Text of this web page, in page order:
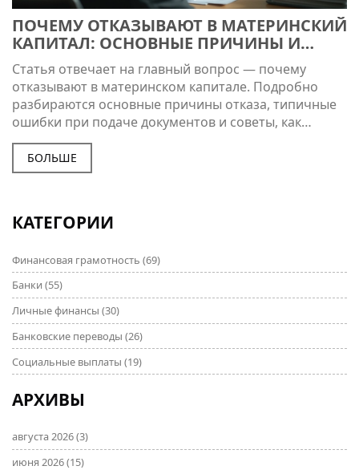
ПОЧЕМУ ОТКАЗЫВАЮТ В МАТЕРИНСКИЙ
КАПИТАЛ: ОСНОВНЫЕ ПРИЧИНЫ И
РЕШЕНИЯ
Статья отвечает на главный вопрос — почему
отказывают в материнском капитале. Подробно
разбираются основные причины отказа, типичные
ошибки при подаче документов и советы, как
избежать отказа. Понятным языком раскрываются
нюансы оформления и есть рекомендации для
разных ситуаций. Приведены конкретные примеры
БОЛЬШЕ
КАТЕГОРИИ
Финансовая грамотность (69)
Банки (55)
Личные финансы (30)
Банковские переводы (26)
Социальные выплаты (19)
АРХИВЫ
августа 2026(3)
июня 2026(15)